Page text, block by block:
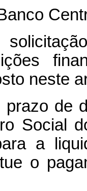
neste
prazo de
Social
a
o